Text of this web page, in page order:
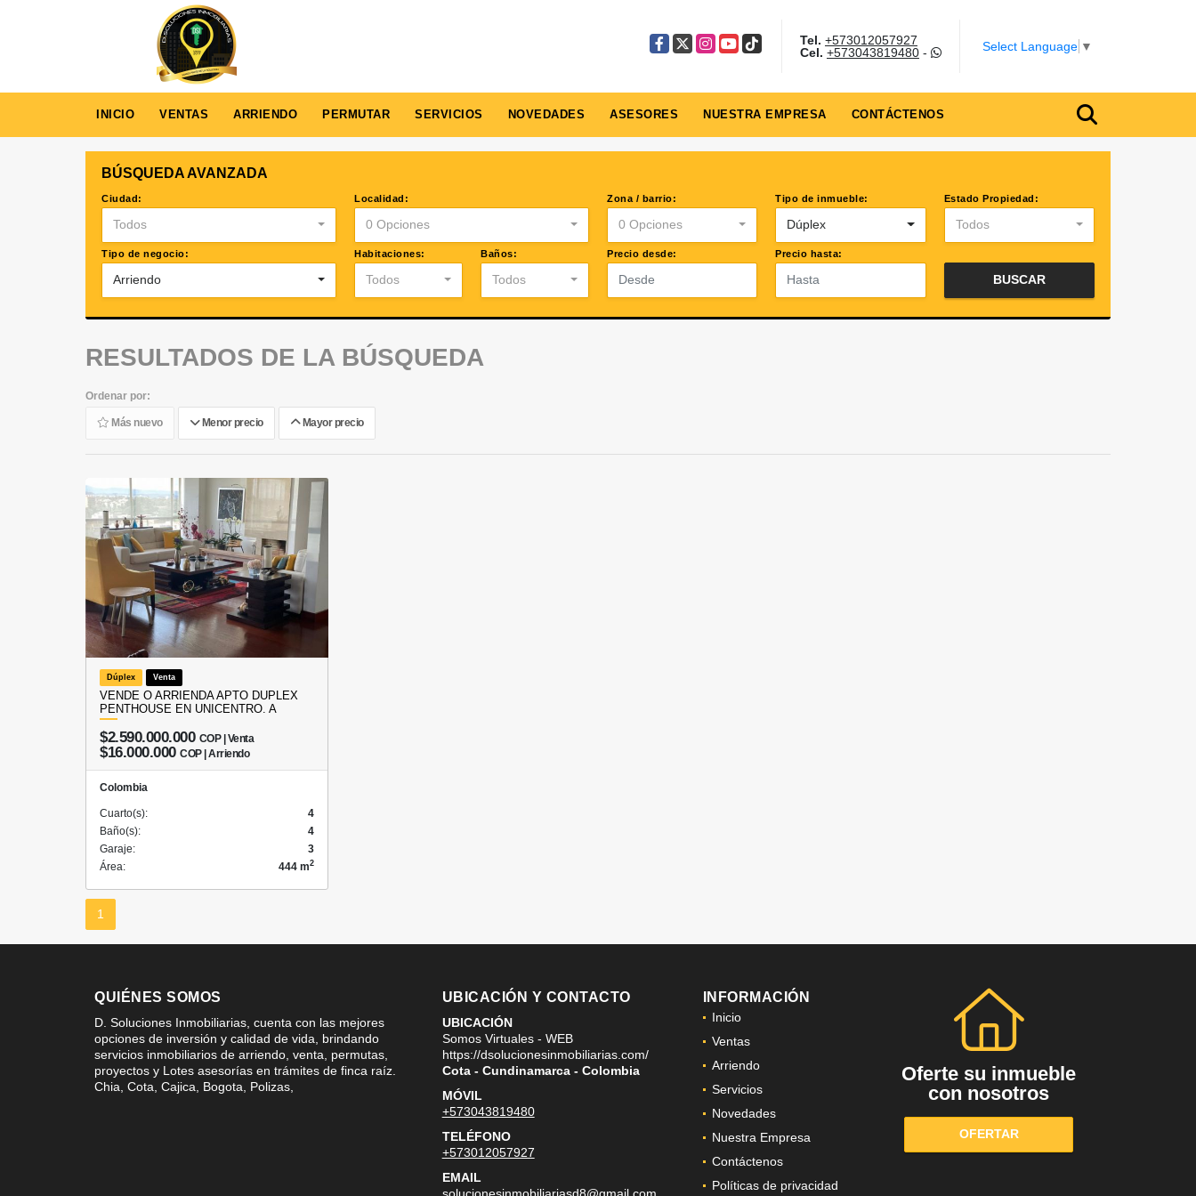
Facebook
X Instagram
YouTube
TikTok Tel. +573012057927
Cel. +573043819480- Select Language ▼
INICIO VENTAS ARRIENDO PERMUTAR SERVICIOS NOVEDADES ASESORES NUESTRA EMPRESA CONTÁCTENOS
BÚSQUEDA AVANZADA
Ciudad:
Todos
Localidad:
0 Opciones
Zona / barrio:
0 Opciones
Tipo de inmueble:
Dúplex
Estado Propiedad:
Todos
Tipo de negocio:
Arriendo
Habitaciones:
Todos
Baños:
Todos
Precio desde: Precio hasta:
BUSCAR
RESULTADOS DE LA BÚSQUEDA
Ordenar por:
Más nuevo Menor precio Mayor precio
Dúplex Venta
VENDE O ARRIENDA APTO DUPLEX
PENTHOUSE EN UNICENTRO. A
$2.590.000.000 COP | Venta
$16.000.000 COP | Arriendo
Colombia
Cuarto(s):
4
Baño(s):
4
Garaje:
3
Área:
444 m2
1
QUIÉNES SOMOS
D. Soluciones Inmobiliarias, cuenta con las mejores
opciones de inversión y calidad de vida, brindando
servicios inmobiliarios de arriendo, venta, permutas,
proyectos y Lotes asesorías en trámites de finca raíz.
Chia, Cota, Cajica, Bogota, Polizas,
UBICACIÓN Y CONTACTO
UBICACIÓN
Somos Virtuales - WEB
https://dsolucionesinmobiliarias.com/
Cota - Cundinamarca - Colombia
MÓVIL
+573043819480
TELÉFONO
+573012057927
EMAIL
INFORMACIÓN
Inicio
Ventas
Arriendo
Servicios
Novedades
Nuestra Empresa
Contáctenos
Políticas de privacidad
Oferte su inmueble
con nosotros
OFERTAR